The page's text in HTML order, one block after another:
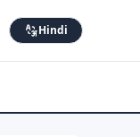
Hindi